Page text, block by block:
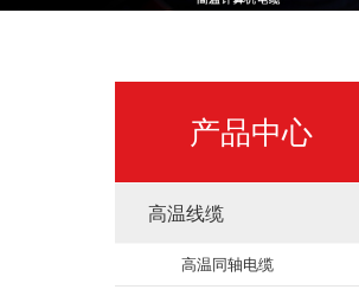
产品中心
高温线缆
高温同轴电缆